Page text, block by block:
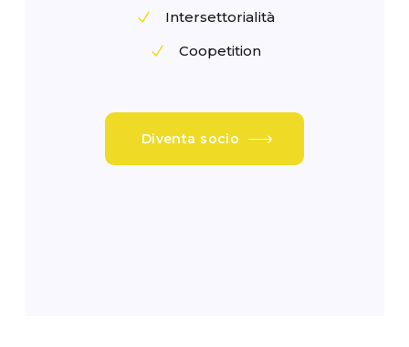
Intersettorialità
Coopetition
Diventa socio